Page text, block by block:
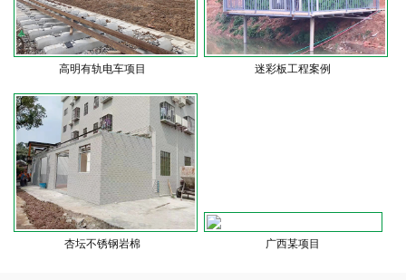
高明有轨电车项目 迷彩板工程案例
杏坛不锈钢岩棉 广西某项目